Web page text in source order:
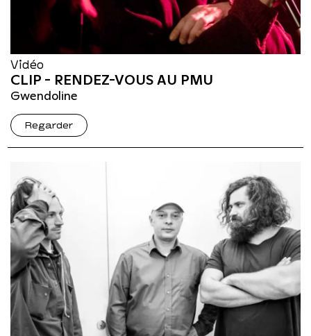
Vidéo
CLIP - RENDEZ-VOUS AU PMU
Gwendoline
Regarder